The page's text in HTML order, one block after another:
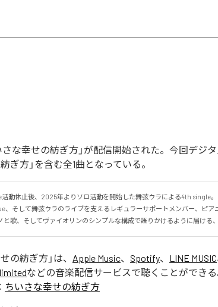
さな幸せの紡ぎ方」が配信開始された。今回デジ
ぎ方」を含む全1曲となっている。
動休止後、2025年よりソロ活動を開始した舞弦ウラによる4th single。
、そして舞弦ウラのライブを支えるレギュラーサポートメンバー、ピア
と歌、そしてヴァイオリンのシンプルな構成で語りかけるように届ける
の紡ぎ方 」は、 Apple Music、 Spotify、 LINE MUSIC
などの音楽配信サービスで聴くことができる
ちいさな幸せの紡ぎ方